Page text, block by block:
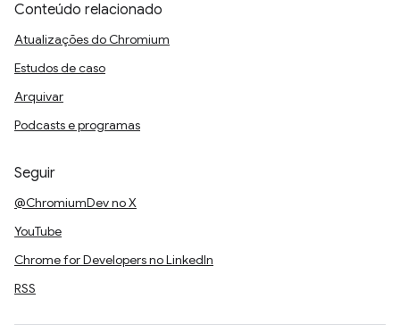
Conteúdo relacionado
Atualizações do Chromium
Estudos de caso
Arquivar
Podcasts e programas
Seguir
@ChromiumDev no X
YouTube
Chrome for Developers no LinkedIn
RSS